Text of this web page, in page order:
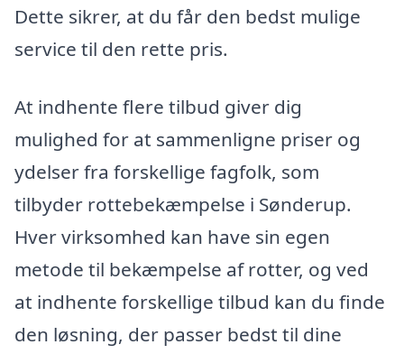
Dette sikrer, at du får den bedst mulige
service til den rette pris.
At indhente flere tilbud giver dig
mulighed for at sammenligne priser og
ydelser fra forskellige fagfolk, som
tilbyder rottebekæmpelse i Sønderup.
Hver virksomhed kan have sin egen
metode til bekæmpelse af rotter, og ved
at indhente forskellige tilbud kan du finde
den løsning, der passer bedst til dine